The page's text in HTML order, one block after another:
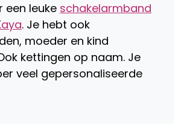
een leuke schakelarmband
. Je hebt ook
moeder en kind
kettingen op naam. Je
veel gepersonaliseerde